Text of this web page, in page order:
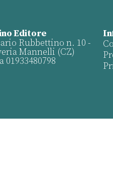
Editore
Rubbettino n. 10 -
Mannelli (CZ)
01933480798